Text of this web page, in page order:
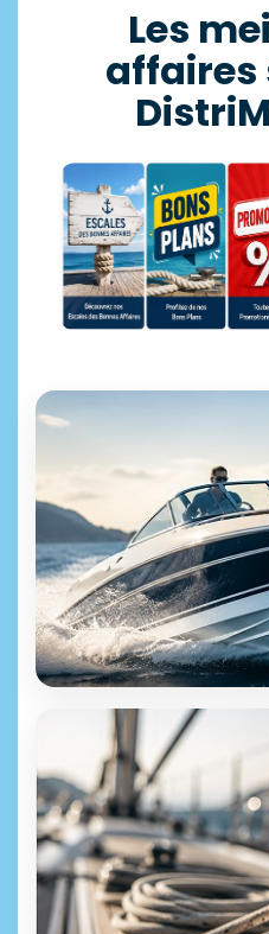
Les
affaires
Escales des bonnes
Bons Plans
ÉQUIPEMENT &
+25 000
Découvrir →